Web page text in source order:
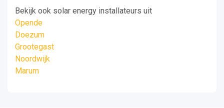
Bekijk ook solar energy installateurs uit
Opende
Doezum
Grootegast
Noordwijk
Marum